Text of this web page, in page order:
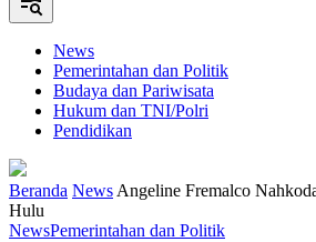
News
Pemerintahan dan Politik
Budaya dan Pariwisata
Hukum dan TNI/Polri
Pendidikan
Beranda News Angeline Fremalco
Hulu
NewsPemerintahan dan Politik